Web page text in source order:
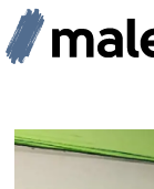
sosiale